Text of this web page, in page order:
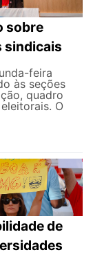
sobre
sindicais
feira
às seções
quadro
O
de